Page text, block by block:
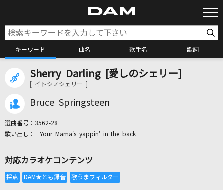
キーワード 曲名 歌手名 歌詞
カラオケ検索
カラオケ店舗検索
全国りれき
Sherry Darling [愛しのシェリー]
[ イトシノシェリー ]
Bruce Springsteen
選曲番号： 3562-28
Your Mama's yappin' in the back
対応カラオケコンテンツ